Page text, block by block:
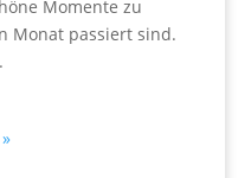
Momente zu
Monat passiert sind.